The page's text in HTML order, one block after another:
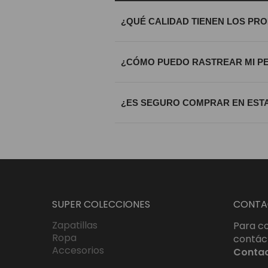
¿QUÉ CALIDAD TIENEN LOS
calidad riguroso antes de ser
¿CÓMO PUEDO RASTREAR MI
que sepas exactamente dónde se
¿ES SEGURO COMPRAR EN
SUPER COLECCIONES
Zapatillas
Ropa
Accesorios
Para